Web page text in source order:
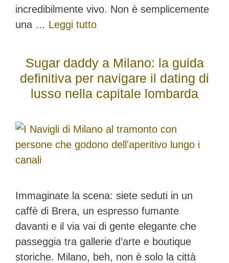
incredibilmente vivo. Non è semplicemente
una … Leggi tutto
Sugar daddy a Milano: la guida
definitiva per navigare il dating di
lusso nella capitale lombarda
Immaginate la scena: siete seduti in un
caffè di Brera, un espresso fumante
davanti e il via vai di gente elegante che
passeggia tra gallerie d’arte e boutique
storiche. Milano, beh, non è solo la città